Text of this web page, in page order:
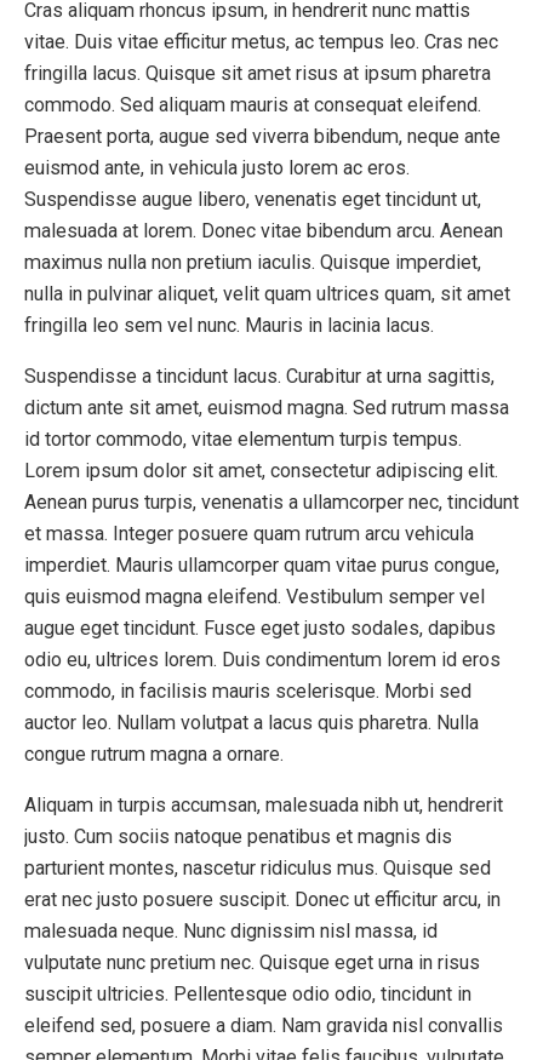
Cras aliquam rhoncus ipsum, in hendrerit nunc mattis
vitae. Duis vitae efficitur metus, ac tempus leo. Cras nec
fringilla lacus. Quisque sit amet risus at ipsum pharetra
commodo. Sed aliquam mauris at consequat eleifend.
Praesent porta, augue sed viverra bibendum, neque ante
euismod ante, in vehicula justo lorem ac eros.
Suspendisse augue libero, venenatis eget tincidunt ut,
malesuada at lorem. Donec vitae bibendum arcu. Aenean
maximus nulla non pretium iaculis. Quisque imperdiet,
nulla in pulvinar aliquet, velit quam ultrices quam, sit amet
fringilla leo sem vel nunc. Mauris in lacinia lacus.
Suspendisse a tincidunt lacus. Curabitur at urna sagittis,
dictum ante sit amet, euismod magna. Sed rutrum massa
id tortor commodo, vitae elementum turpis tempus.
Lorem ipsum dolor sit amet, consectetur adipiscing elit.
Aenean purus turpis, venenatis a ullamcorper nec, tincidunt
et massa. Integer posuere quam rutrum arcu vehicula
imperdiet. Mauris ullamcorper quam vitae purus congue,
quis euismod magna eleifend. Vestibulum semper vel
augue eget tincidunt. Fusce eget justo sodales, dapibus
odio eu, ultrices lorem. Duis condimentum lorem id eros
commodo, in facilisis mauris scelerisque. Morbi sed
auctor leo. Nullam volutpat a lacus quis pharetra. Nulla
congue rutrum magna a ornare.
Aliquam in turpis accumsan, malesuada nibh ut, hendrerit
justo. Cum sociis natoque penatibus et magnis dis
parturient montes, nascetur ridiculus mus. Quisque sed
erat nec justo posuere suscipit. Donec ut efficitur arcu, in
malesuada neque. Nunc dignissim nisl massa, id
vulputate nunc pretium nec. Quisque eget urna in risus
suscipit ultricies. Pellentesque odio odio, tincidunt in
eleifend sed, posuere a diam. Nam gravida nisl convallis